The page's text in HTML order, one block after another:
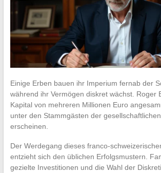
Einige Erben bauen ihr Imperium fernab der
während ihr Vermögen diskret wächst. Roger
Kapital von mehreren Millionen Euro
unter den Stammgästen der
erscheinen.
Der Werdegang dieses franco-
entzieht sich den üblichen Erfolgsmustern.
gezielte Investitionen und die Wahl der